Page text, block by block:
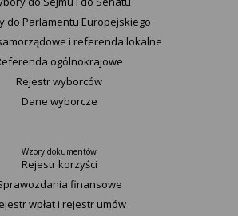
do Parlamentu Europejskiego
i referenda lokalne
ogólnokrajowe
Rejestr wyborców
Dane wyborcze
Wzory dokumentów
Rejestr korzyści
finansowe
wpłat i rejestr umów